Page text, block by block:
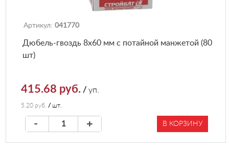
Артикул: 041770
Дюбель-гвоздь 8х60 мм с потайной манжетой (80
шт)
415.68 руб. /уп.
5.20 руб. / шт.
- + В КОРЗИНУ